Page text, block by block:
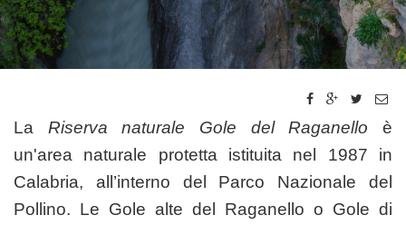
La Riserva naturale Gole del Raganello è
un'area naturale protetta istituita nel 1987 in
Calabria, all’interno del Parco Nazionale del
Pollino. Le Gole alte del Raganello o Gole di